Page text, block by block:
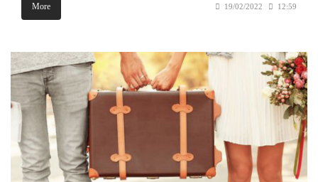
More 19/02/2022 12:59